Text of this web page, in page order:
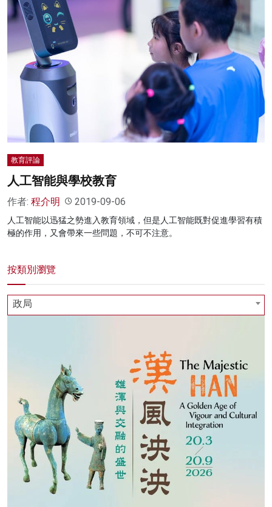
教育評論
人工智能與學校教育
作者: 程介明 2019-09-06
人工智能以迅猛之勢進入教育領域，但是人工智能既對促進學習有積
極的作用，又會帶來一些問題，不可不注意。
按類別瀏覽
政局